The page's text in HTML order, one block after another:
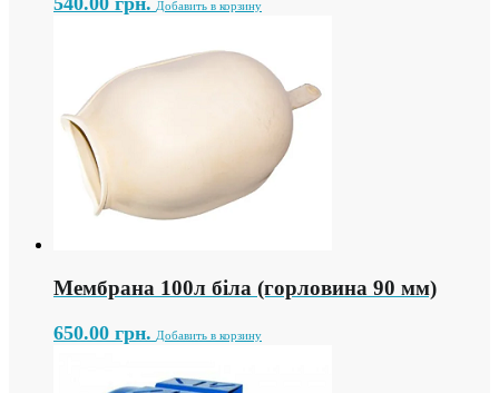
Добавить в корзину
Мембрана 100л біла (горловина 90 мм)
650.00 грн. Добавить в корзину